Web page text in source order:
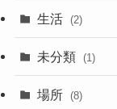
生活 (2)
未分類 (1)
場所 (8)